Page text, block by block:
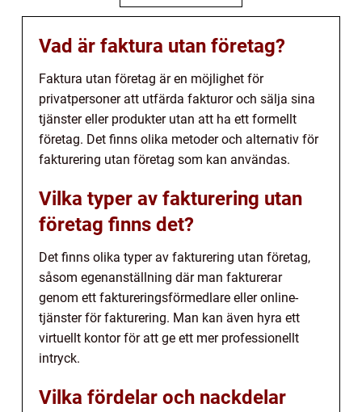
Vad är faktura utan företag?
Faktura utan företag är en möjlighet för
privatpersoner att utfärda fakturor och sälja sina
tjänster eller produkter utan att ha ett formellt
företag. Det finns olika metoder och alternativ för
fakturering utan företag som kan användas.
Vilka typer av fakturering utan
företag finns det?
Det finns olika typer av fakturering utan företag,
såsom egenanställning där man fakturerar
genom ett faktureringsförmedlare eller online-
tjänster för fakturering. Man kan även hyra ett
virtuellt kontor för att ge ett mer professionellt
intryck.
Vilka fördelar och nackdelar